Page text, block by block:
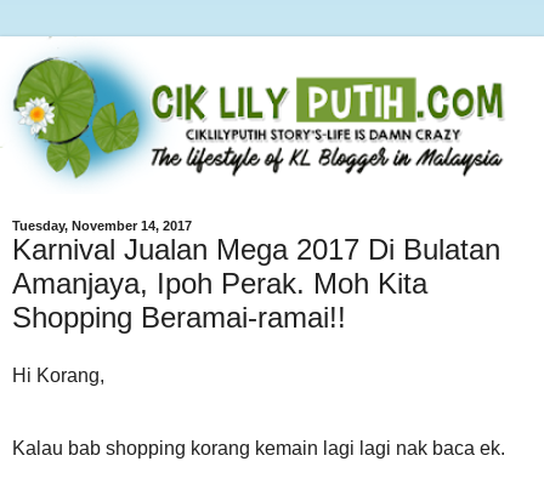
Tuesday, November 14, 2017
Karnival Jualan Mega 2017 Di Bulatan
Amanjaya, Ipoh Perak. Moh Kita
Shopping Beramai-ramai!!
Hi Korang,
Kalau bab shopping korang kemain lagi lagi nak baca ek.